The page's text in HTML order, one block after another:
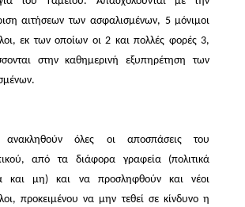
αιτήσεων των ασφαλισμένων, 5 μόνιμοι
εκ των οποίων οι 2 και πολλές φορές 3,
στην καθημερινή εξυπηρέτηση των
όλες οι αποσπάσεις του
από τα διάφορα γραφεία (πολιτικά
και μη) και να προσληφθούν και νέοι
προκειμένου να μην τεθεί σε κίνδυνο η